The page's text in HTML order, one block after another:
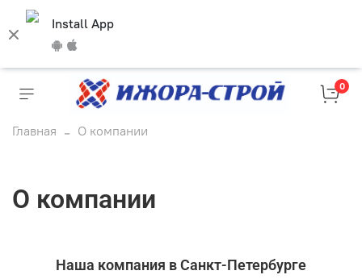
Install App
0
Главная О компании
О компании
Наша компания в Санкт-Петербурге